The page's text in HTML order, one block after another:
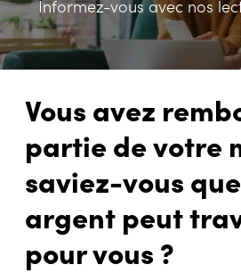
Informez-vous avec nos
Vous avez
partie de votre
saviez-vous
argent peut
pour vous ?